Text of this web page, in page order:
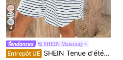
4
SHEIN Maternity
Entrepôt UE SHEIN Tenue d'été pour femmes, robes casual pour femmes, robes longues casual, robe de maternité rayée à col rond et manches courtes, vêtements de maternité, robe de maternité, vêtements de grossesse, robe bleue de vacances, tenues de vacances pour femmes, robe blanche de maternité, robe de maternité rayée, respirante et confortable, ample